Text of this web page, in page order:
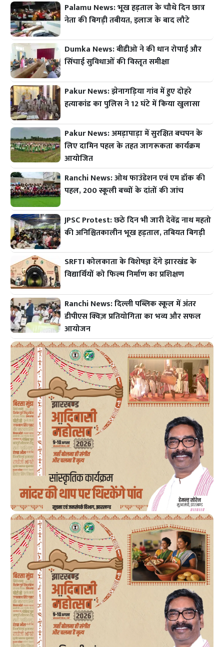
Palamu News: भूख हड़ताल के चौथे दिन छात्र
नेता की बिगड़ी तबीयत, इलाज के बाद लौटे
Dumka News: बीडीओ ने की धान रोपाई और
सिंचाई सुविधाओं की विस्तृत समीक्षा
Pakur News: झेनागड़िया गांव में हुए दोहरे
हत्याकांड का पुलिस ने 12 घंटे में किया खुलासा
Pakur News: अमड़ापाड़ा में सुरक्षित बचपन के
लिए दामिन पहल के तहत जागरूकता कार्यक्रम
आयोजित
Ranchi News: ओथ फाउंडेशन एवं एम डॉक की
पहल, 200 स्कूली बच्चों के दांतों की जांच
JPSC Protest: छठे दिन भी जारी देवेंद्र नाथ महतो
की अनिश्चितकालीन भूख हड़ताल, तबियत बिगड़ी
SRFTI कोलकाता के विशेषज्ञ देंगे झारखंड के
विद्यार्थियों को फिल्म निर्माण का प्रशिक्षण
Ranchi News: दिल्ली पब्लिक स्कूल में अंतर
डीपीएस क्विज़ प्रतियोगिता का भव्य और सफल
आयोजन